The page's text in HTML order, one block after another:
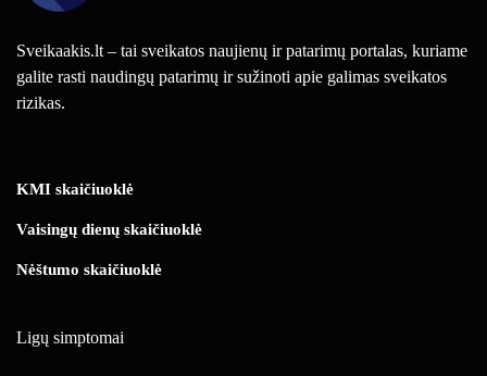
Sveikaakis.lt – tai sveikatos naujienų ir patarimų portalas, kuriame
galite rasti naudingų patarimų ir sužinoti apie galimas sveikatos
rizikas.
KMI skaičiuoklė
Vaisingų dienų skaičiuoklė
Nėštumo skaičiuoklė
Ligų simptomai